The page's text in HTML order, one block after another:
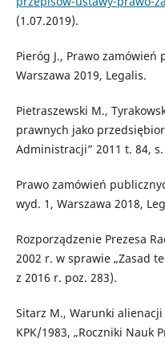
(1.07.2019).
Pieróg J., Prawo
Warszawa 2019, Legalis.
Pietraszewski M.,
prawnych jako
Administracji” 2011 t. 84, s.
Prawo zamówień
wyd. 1, Warszawa 2018,
Rozporządzenie Prezesa
2002 r. w sprawie „Zasad
z 2016 r. poz. 283).
Sitarz M., Warunki
KPK/1983, „Roczniki Nauk